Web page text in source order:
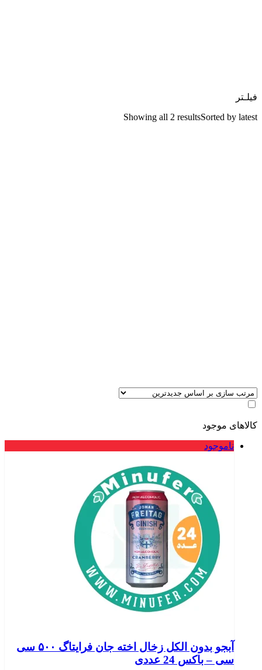
فیلـتر
Showing all 2 resultsSorted by latest
کالاهای موجود
ناموجود
آبجو بدون الکل زخال اخته جان فرایتاگ ۵۰۰ سی
سی – باکس 24 عددی